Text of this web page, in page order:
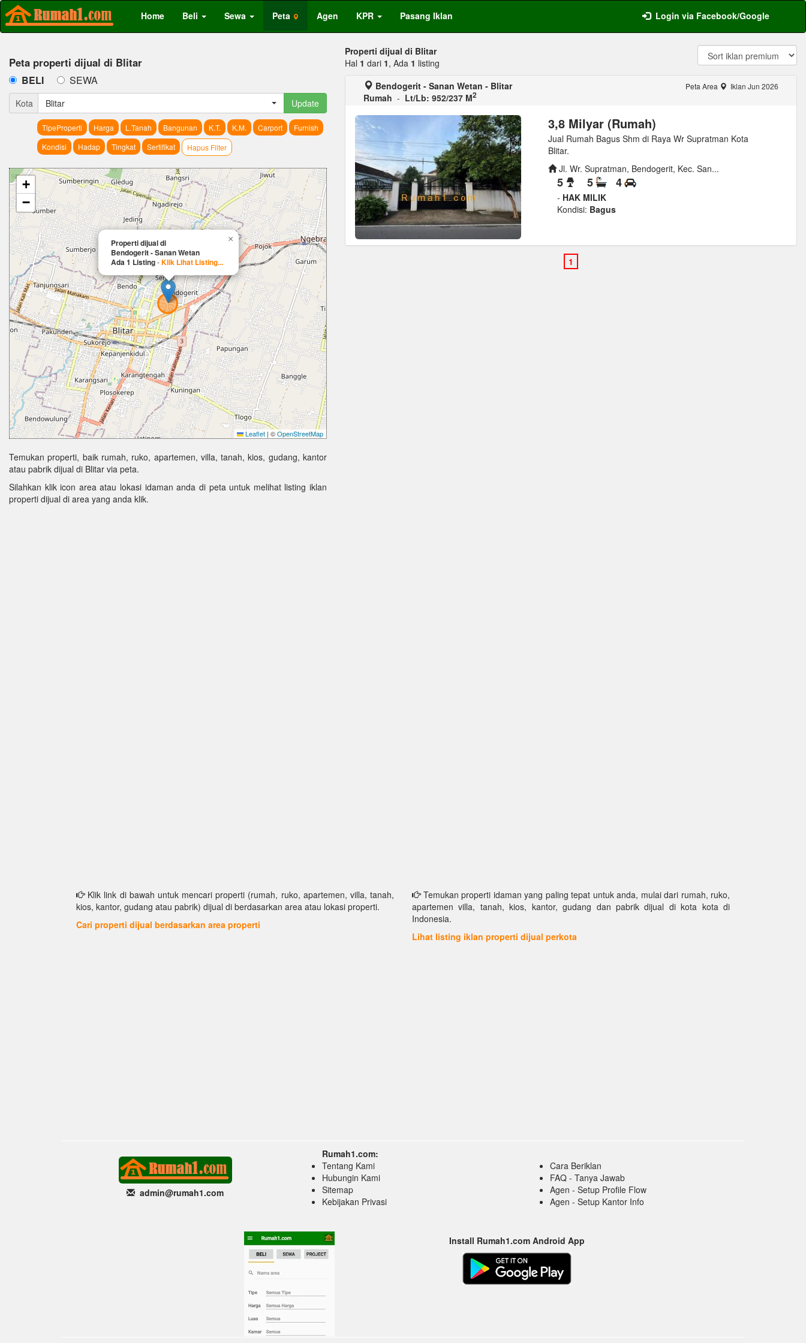
Home Beli Sewa Peta Agen KPR Pasang Iklan Login via Facebook/Google
Peta properti dijual di Blitar
BELI SEWA
Kota Blitar Update
TipeProperti Harga L.Tanah Bangunan K.T. K.M. Carport
Furnish
Kondisi
Hadap Tingkat Sertifikat Hapus Filter
Properti dijual di
Bendogerit - Sanan Wetan
Ada 1 Listing-Klik Lihat Listing...
×
+
−
Leaflet | ©OpenStreetMap
Temukan properti, baik rumah, ruko, apartemen, villa, tanah, kios, gudang, kantor
atau pabrik dijual di Blitar via peta.
Silahkan klik icon area atau lokasi idaman anda di peta untuk melihat listing iklan
properti dijual di area yang anda klik.
Properti dijual di Blitar
Hal 1 dari 1, Ada 1 listing
Bendogerit - Sanan Wetan - Blitar
Rumah - Lt/Lb: 952/237 M2
Peta Area Iklan Jun 2026
3,8 Milyar (Rumah)
Jual Rumah Bagus Shm di Raya Wr Supratman Kota
Blitar.
Jl. Wr. Supratman, Bendogerit, Kec. San...
5 5 4
- HAK MILIK
Kondisi: Bagus
Klik link di bawah untuk mencari properti (rumah, ruko, apartemen, villa, tanah,
kios, kantor, gudang atau pabrik) dijual di berdasarkan area atau lokasi properti.
Cari properti dijual berdasarkan area properti
Temukan properti idaman yang paling tepat untuk anda, mulai dari rumah, ruko,
apartemen villa, tanah, kios, kantor, gudang dan pabrik dijual di kota kota di
Indonesia.
Lihat listing iklan properti dijual perkota
admin@rumah1.com
Rumah1.com:
Tentang Kami
Hubungin Kami
Sitemap
Kebijakan Privasi
Cara Beriklan
FAQ - Tanya Jawab
Agen - Setup Profile Flow
Agen - Setup Kantor Info
Install Rumah1.com Android App